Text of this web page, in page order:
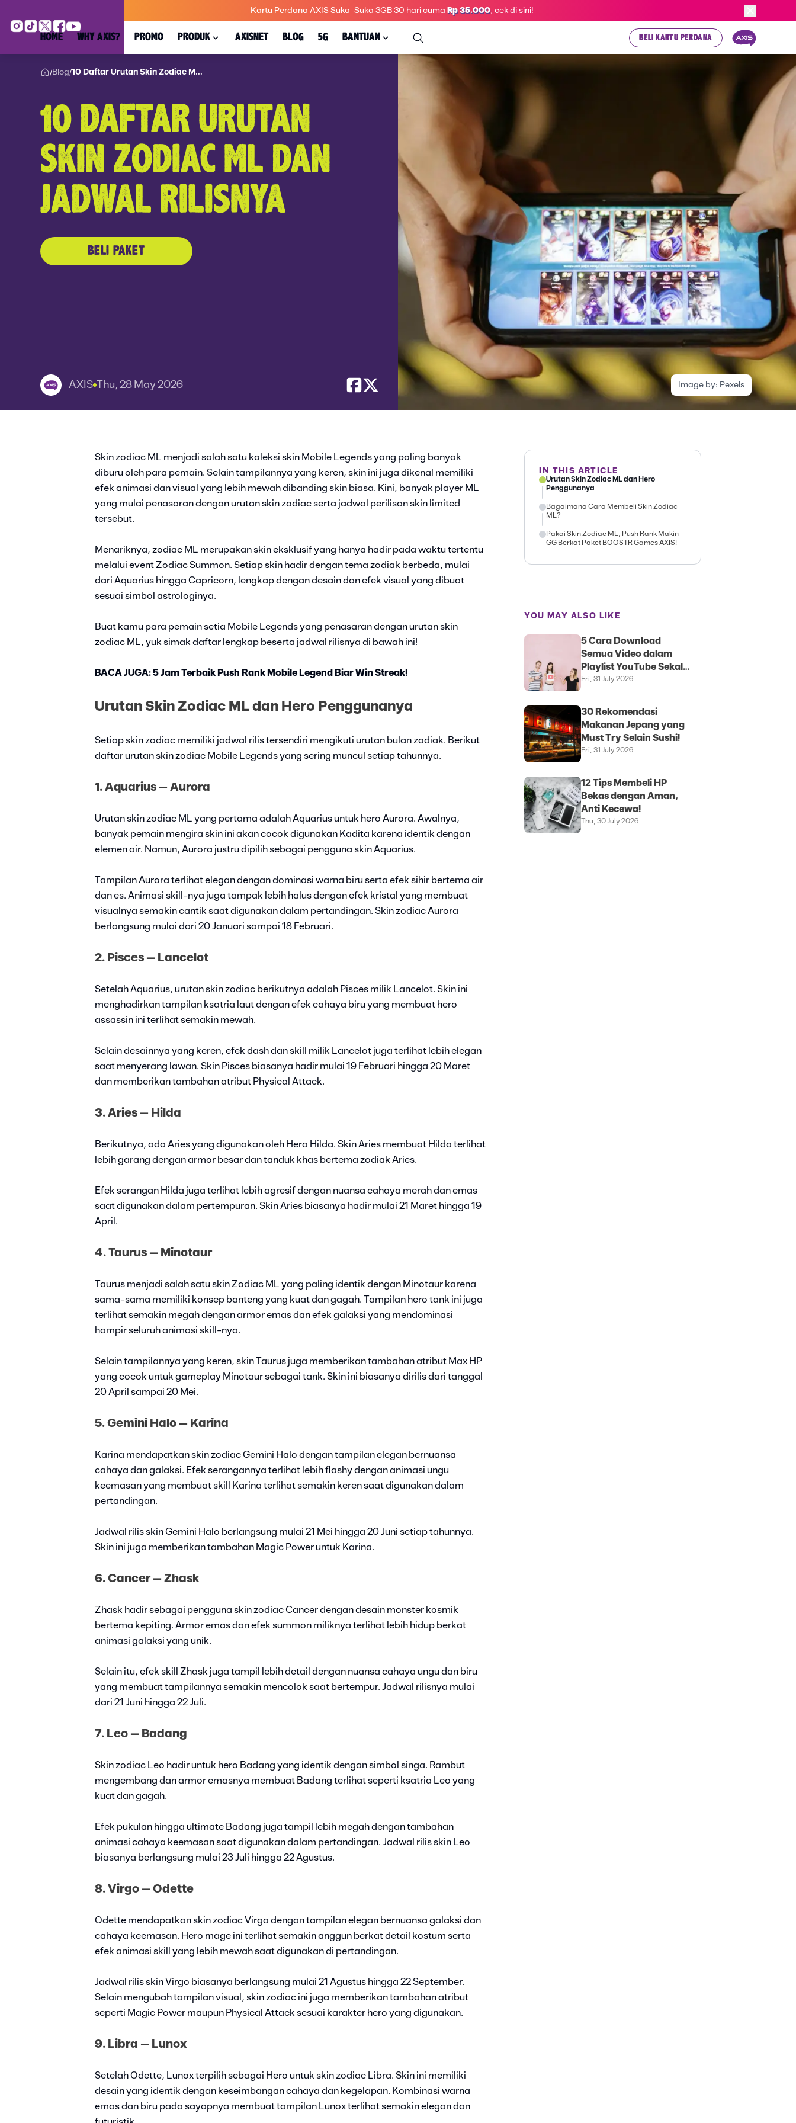
Kartu Perdana AXIS Suka-Suka 3GB 30 hari cuma Rp 35.000, cek di sini!
HOME WHY AXIS? PROMO PRODUK AXISNET BLOG 5G BANTUAN BELI KARTU PERDANA
/Blog/10 Daftar Urutan Skin Zodiac M...
10 DAFTAR URUTAN
SKIN ZODIAC ML DAN
JADWAL RILISNYA
BELI PAKET
AXIS Thu, 28 May 2026 Image by: Pexels
Skin zodiac ML menjadi salah satu koleksi skin Mobile Legends yang paling banyak
diburu oleh para pemain. Selain tampilannya yang keren, skin ini juga dikenal memiliki
efek animasi dan visual yang lebih mewah dibanding skin biasa. Kini, banyak player ML
yang mulai penasaran dengan urutan skin zodiac serta jadwal perilisan skin limited
tersebut.
Menariknya, zodiac ML merupakan skin eksklusif yang hanya hadir pada waktu tertentu
melalui event Zodiac Summon. Setiap skin hadir dengan tema zodiak berbeda, mulai
dari Aquarius hingga Capricorn, lengkap dengan desain dan efek visual yang dibuat
sesuai simbol astrologinya.
Buat kamu para pemain setia Mobile Legends yang penasaran dengan urutan skin
zodiac ML, yuk simak daftar lengkap beserta jadwal rilisnya di bawah ini!
BACA JUGA: 5 Jam Terbaik Push Rank Mobile Legend Biar Win Streak!
Urutan Skin Zodiac ML dan Hero Penggunanya
Setiap skin zodiac memiliki jadwal rilis tersendiri mengikuti urutan bulan zodiak. Berikut
daftar urutan skin zodiac Mobile Legends yang sering muncul setiap tahunnya.
1. Aquarius – Aurora
Urutan skin zodiac ML yang pertama adalah Aquarius untuk hero Aurora. Awalnya,
banyak pemain mengira skin ini akan cocok digunakan Kadita karena identik dengan
elemen air. Namun, Aurora justru dipilih sebagai pengguna skin Aquarius.
Tampilan Aurora terlihat elegan dengan dominasi warna biru serta efek sihir bertema air
dan es. Animasi skill-nya juga tampak lebih halus dengan efek kristal yang membuat
visualnya semakin cantik saat digunakan dalam pertandingan. Skin zodiac Aurora
berlangsung mulai dari 20 Januari sampai 18 Februari.
2. Pisces – Lancelot
Setelah Aquarius, urutan skin zodiac berikutnya adalah Pisces milik Lancelot. Skin ini
menghadirkan tampilan ksatria laut dengan efek cahaya biru yang membuat hero
assassin ini terlihat semakin mewah.
Selain desainnya yang keren, efek dash dan skill milik Lancelot juga terlihat lebih elegan
saat menyerang lawan. Skin Pisces biasanya hadir mulai 19 Februari hingga 20 Maret
dan memberikan tambahan atribut Physical Attack.
3. Aries – Hilda
Berikutnya, ada Aries yang digunakan oleh Hero Hilda. Skin Aries membuat Hilda terlihat
lebih garang dengan armor besar dan tanduk khas bertema zodiak Aries.
Efek serangan Hilda juga terlihat lebih agresif dengan nuansa cahaya merah dan emas
saat digunakan dalam pertempuran. Skin Aries biasanya hadir mulai 21 Maret hingga 19
April.
4. Taurus – Minotaur
Taurus menjadi salah satu skin Zodiac ML yang paling identik dengan Minotaur karena
sama-sama memiliki konsep banteng yang kuat dan gagah. Tampilan hero tank ini juga
terlihat semakin megah dengan armor emas dan efek galaksi yang mendominasi
hampir seluruh animasi skill-nya.
Selain tampilannya yang keren, skin Taurus juga memberikan tambahan atribut Max HP
yang cocok untuk gameplay Minotaur sebagai tank. Skin ini biasanya dirilis dari tanggal
20 April sampai 20 Mei.
5. Gemini Halo – Karina
Karina mendapatkan skin zodiac Gemini Halo dengan tampilan elegan bernuansa
cahaya dan galaksi. Efek serangannya terlihat lebih flashy dengan animasi ungu
keemasan yang membuat skill Karina terlihat semakin keren saat digunakan dalam
pertandingan.
Jadwal rilis skin Gemini Halo berlangsung mulai 21 Mei hingga 20 Juni setiap tahunnya.
Skin ini juga memberikan tambahan Magic Power untuk Karina.
6. Cancer – Zhask
Zhask hadir sebagai pengguna skin zodiac Cancer dengan desain monster kosmik
bertema kepiting. Armor emas dan efek summon miliknya terlihat lebih hidup berkat
animasi galaksi yang unik.
Selain itu, efek skill Zhask juga tampil lebih detail dengan nuansa cahaya ungu dan biru
yang membuat tampilannya semakin mencolok saat bertempur. Jadwal rilisnya mulai
dari 21 Juni hingga 22 Juli.
7. Leo – Badang
Skin zodiac Leo hadir untuk hero Badang yang identik dengan simbol singa. Rambut
mengembang dan armor emasnya membuat Badang terlihat seperti ksatria Leo yang
kuat dan gagah.
Efek pukulan hingga ultimate Badang juga tampil lebih megah dengan tambahan
animasi cahaya keemasan saat digunakan dalam pertandingan. Jadwal rilis skin Leo
biasanya berlangsung mulai 23 Juli hingga 22 Agustus.
8. Virgo – Odette
Odette mendapatkan skin zodiac Virgo dengan tampilan elegan bernuansa galaksi dan
cahaya keemasan. Hero mage ini terlihat semakin anggun berkat detail kostum serta
efek animasi skill yang lebih mewah saat digunakan di pertandingan.
Jadwal rilis skin Virgo biasanya berlangsung mulai 21 Agustus hingga 22 September.
Selain mengubah tampilan visual, skin zodiac ini juga memberikan tambahan atribut
seperti Magic Power maupun Physical Attack sesuai karakter hero yang digunakan.
9. Libra – Lunox
Setelah Odette, Lunox terpilih sebagai Hero untuk skin zodiac Libra. Skin ini memiliki
desain yang identik dengan keseimbangan cahaya dan kegelapan. Kombinasi warna
emas dan biru pada sayapnya membuat tampilan Lunox terlihat semakin elegan dan
IN THIS ARTICLE
Urutan Skin Zodiac ML dan Hero
Penggunanya
Bagaimana Cara Membeli Skin Zodiac
ML?
Pakai Skin Zodiac ML, Push Rank Makin
GG Berkat Paket BOOSTR Games AXIS!
YOU MAY ALSO LIKE
5 Cara Download
Semua Video dalam
Playlist YouTube Sekali
Klik
Fri, 31 July 2026
30 Rekomendasi
Makanan Jepang yang
Must Try Selain Sushi!
Fri, 31 July 2026
12 Tips Membeli HP
Bekas dengan Aman,
Anti Kecewa!
Thu, 30 July 2026